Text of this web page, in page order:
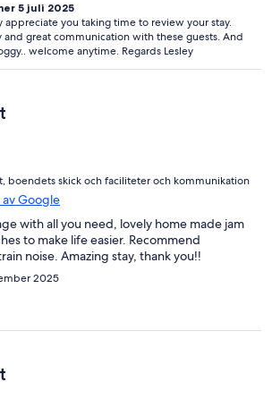
5 juli 2025
appreciate you taking time to review your stay.
great communication with these guests. And
welcome anytime. Regards Lesley
boendets skick och faciliteter och kommunikation
Google
with all you need, lovely home made jam
to make life easier. Recommend
noise. Amazing stay, thank you!!
2025